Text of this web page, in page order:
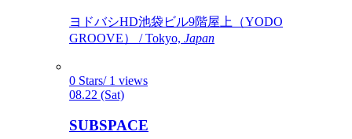
ヨドバシHD池袋ビル9階屋上（YODO
GROOVE） / Tokyo, Japan
0 Stars/ 1 views
08.22 (Sat)
SUBSPACE